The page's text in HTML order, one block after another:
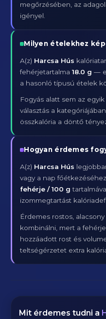
megőrzésében, az
igényel.
Milyen ételekhez
A(z) Harcsa Hús
fehérjetartalma18.0 g —
a hasonló típusú ételek
Fogyás alatt sem az
választás a
összkalória a döntő
Hogyan érdemes
A(z) Harcsa Hús
vagy a nap
fehérje / 100 g
izommegtartást
Érdemes rostos,
kombinálni, mert a
hozzáadott rost és
teltségérzetet extra
Mit érdemes tudni a